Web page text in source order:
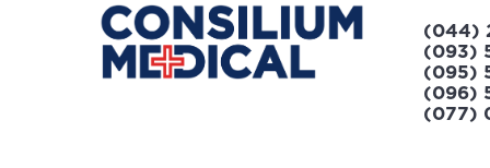
(044)
(093)
(095)
(096)
(077)